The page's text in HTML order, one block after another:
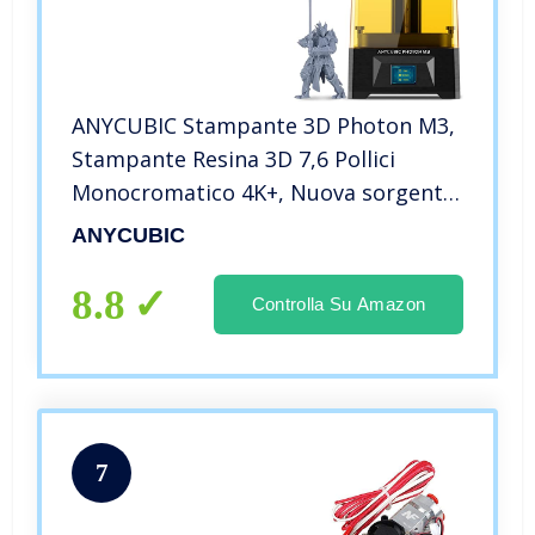
ANYCUBIC Stampante 3D Photon M3,
Stampante Resina 3D 7,6 Pollici
Monocromatico 4K+, Nuova sorgente
luminosa, Precisione di stampa Ultra
Dimensioni di Stampa
180x163x102mm
ANYCUBIC
8.8 Controlla Su Amazon
7